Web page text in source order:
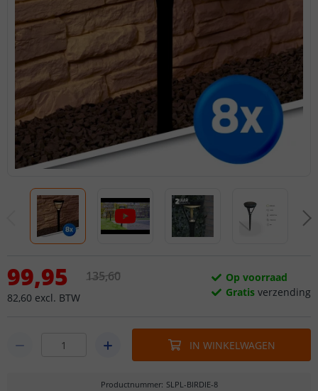
99,95
82,60 excl. BTW
135,60
Op voorraad
Gratis verzending
IN WINKELWAGEN
Productnummer: SLPL-BIRDIE-8